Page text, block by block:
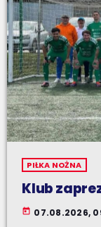
PIŁKA NOŻNA
Klub
today 07.08.2026,